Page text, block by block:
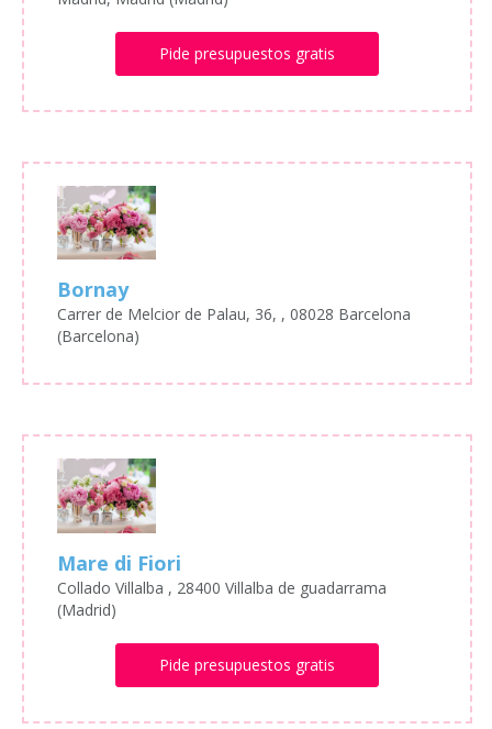
Pide presupuestos gratis
Bornay
Carrer de Melcior de Palau, 36, , 08028 Barcelona
(Barcelona)
Mare di Fiori
Collado Villalba , 28400 Villalba de guadarrama
(Madrid)
Pide presupuestos gratis